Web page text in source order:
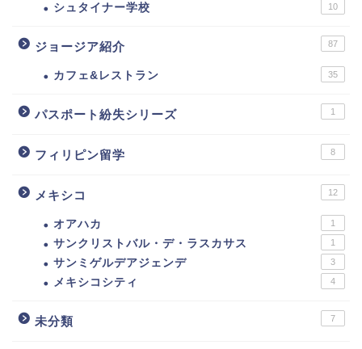
シュタイナー学校 10
ジョージア紹介 87
カフェ&レストラン 35
パスポート紛失シリーズ 1
フィリピン留学 8
メキシコ 12
オアハカ 1
サンクリストバル・デ・ラスカサス 1
サンミゲルデアジェンデ 3
メキシコシティ 4
未分類 7